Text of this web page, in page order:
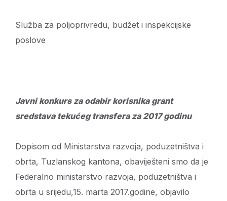
Služba za poljoprivredu, budžet i inspekcijske
poslove
Javni konkurs za odabir korisnika grant
sredstava tekućeg transfera za 2017 godinu
Dopisom od Ministarstva razvoja, poduzetništva i
obrta, Tuzlanskog kantona, obaviješteni smo da je
Federalno ministarstvo razvoja, poduzetništva i
obrta u srijedu,15. marta 2017.godine, objavilo